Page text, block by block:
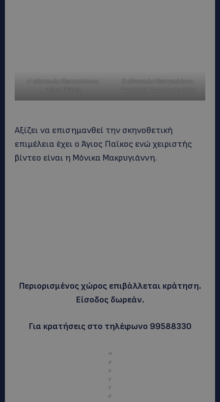
Η ηθοποιός/θεατρολόγος
Φάνη Πέτσα
Ο ηθοποιός/θεατρολόγος,
Δημήτρης Κωνσταντινίδης
Αξίζει να επισημανθεί την σκηνοθετική
επιμέλεια έχει ο Άγιος Παϊκος ενώ χειριστής
βίντεο είναι η Μόνικα Μακρυγιάννη.
Περιορισμένος χώρος επιβάλλεται κράτηση.
Είσοδος δωρεάν.
Για κρατήσεις στο τηλέφωνο 99588330
Η
σ
υ
γ
γ
ρ